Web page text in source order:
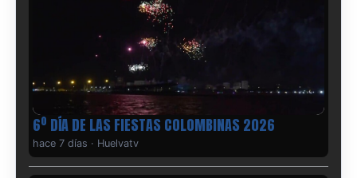
6º DÍA DE LAS FIESTAS COLOMBINAS 2026
hace 7 días · Huelvatv